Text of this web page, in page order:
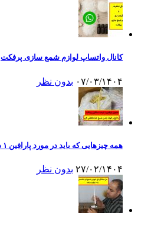
کانال واتساپ لوازم شمع سازی پرفکت
۰۷/۰۳/۱۴۰۴ بدون نظر
همه چیزهایی که باید در مورد پارافین ۱ درصد سنگین بدانید!
۲۷/۰۲/۱۴۰۴ بدون نظر